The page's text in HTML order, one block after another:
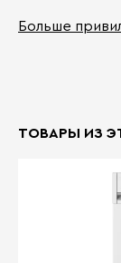
Больше
ТОВАРЫ ИЗ